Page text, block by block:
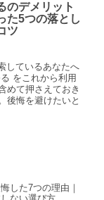
のデメリット
た5つの落とし
ツ
しているあなたへ
をこれから利用
めて押さえておき
後悔を避けたいと
した7つの理由｜